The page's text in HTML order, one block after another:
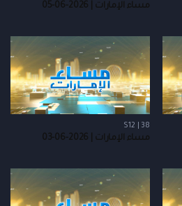
مساء الإمارات | 2026-06-05
S12 | 38
مساء الإمارات | 2026-06-03